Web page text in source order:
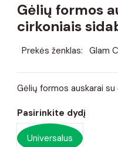
Gėlių formos
cirkoniais
Prekės ženklas: Glam
Gėlių formos auskarai
Pasirinkite dydį
Universalus